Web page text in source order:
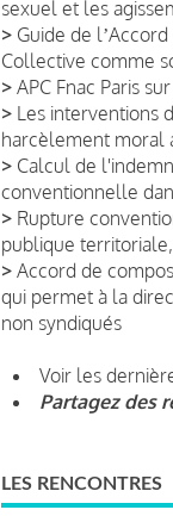
sexuel et les
> Guide de
Collective comme
> APC Fnac Paris
> Les interventions
harcèlement moral
> Calcul de
conventionnelle
> Rupture
publique
> Accord de
qui permet à la
non syndiqués
Voir les
Partagez des
LES RENCONTRES